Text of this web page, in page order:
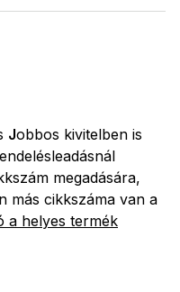
Jobbos kivitelben is
megadására,
más cikkszáma van a
a helyes termék